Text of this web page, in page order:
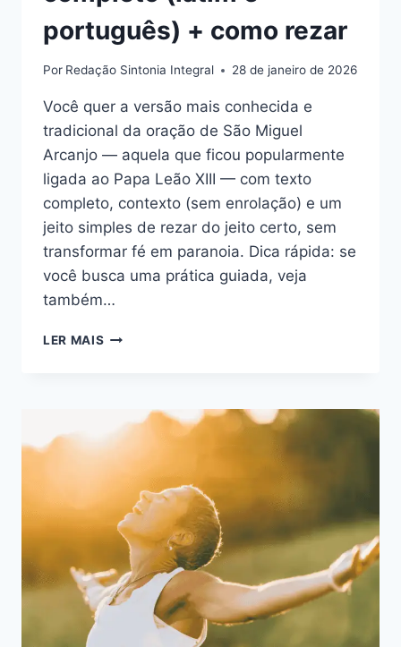
português) + como rezar
Por Redação Sintonia Integral 28 de janeiro de 2026
Você quer a versão mais conhecida e
tradicional da oração de São Miguel
Arcanjo — aquela que ficou popularmente
ligada ao Papa Leão XIII — com texto
completo, contexto (sem enrolação) e um
jeito simples de rezar do jeito certo, sem
transformar fé em paranoia. Dica rápida: se
você busca uma prática guiada, veja
também…
LER MAIS ORAÇÃO
PAPA
LEÃO
TEXTO
COMPLETO
(LATIM
PORTUGUÊS)
+